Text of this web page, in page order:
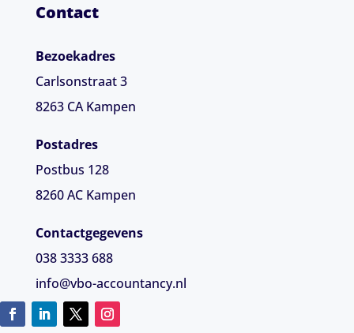
Contact
Bezoekadres
Carlsonstraat 3
8263 CA Kampen
Postadres
Postbus 128
8260 AC Kampen
Contactgegevens
038 3333 688
info@vbo-accountancy.nl